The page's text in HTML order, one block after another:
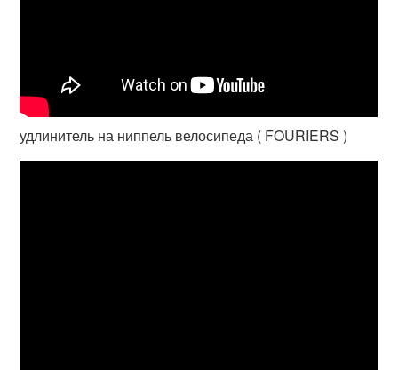
удлинитель на ниппель велосипеда ( FOURIERS )